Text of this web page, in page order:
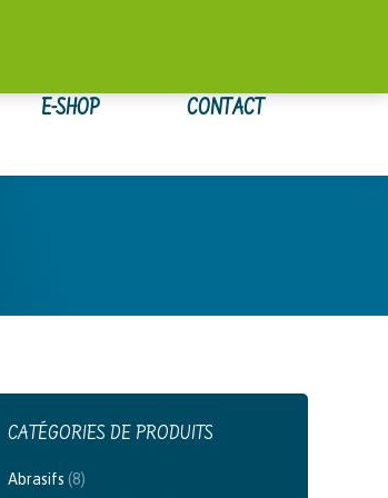
E-SHOP CONTACT
CATÉGORIES DE PRODUITS
Abrasifs (8)